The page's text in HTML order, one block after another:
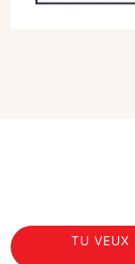
TU VEUX